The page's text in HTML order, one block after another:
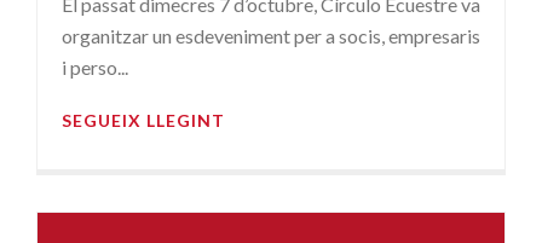
organitzar un esdeveniment per a socis, empresaris
i perso...
SEGUEIX LLEGINT